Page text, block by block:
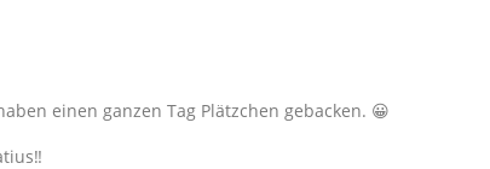
einen ganzen Tag Plätzchen gebacken. 😀